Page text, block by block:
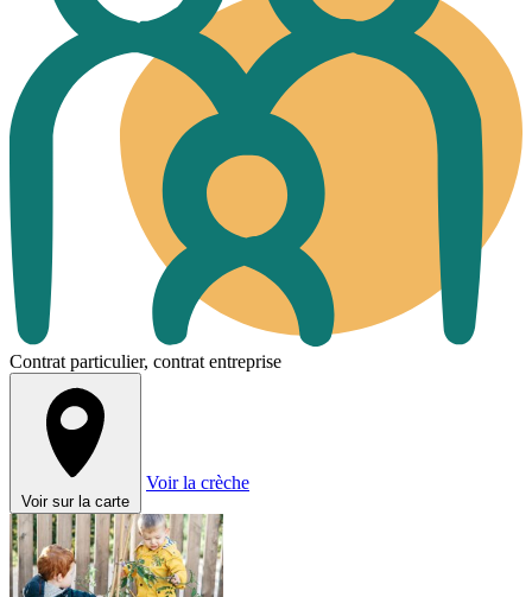
Contrat particulier, contrat entreprise
Voir sur la carte
Voir la crèche